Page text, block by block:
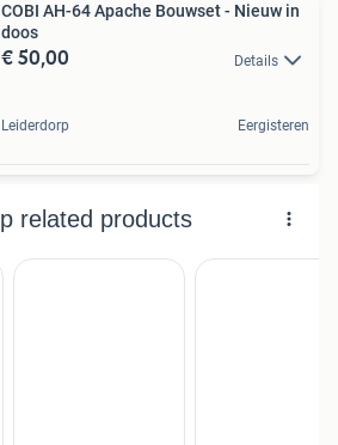
COBI AH-64 Apache Bouwset - Nieuw in
doos
€ 50,00 Details
Leiderdorp Eergisteren